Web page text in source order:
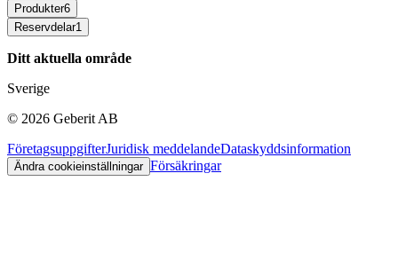
Produkter6
Reservdelar1
Ditt aktuella område
Sverige
© 2026 Geberit AB
FöretagsuppgifterJuridisk meddelandeDataskyddsinformation
Ändra cookieinställningar Försäkringar